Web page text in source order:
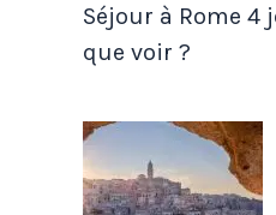
Séjour à Rome 4
que voir ?